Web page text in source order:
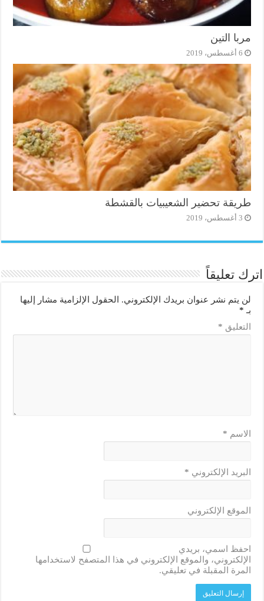
مربا التين
6 أغسطس، 2019
طريقة تحضير الشعيبيات بالقشطة
3 أغسطس، 2019
اترك تعليقاً
لن يتم نشر عنوان بريدك الإلكتروني.
الحقول الإلزامية مشار إليها
بـ *
التعليق *
الاسم *
البريد الإلكتروني *
الموقع الإلكتروني
احفظ اسمي، بريدي
الإلكتروني، والموقع الإلكتروني في هذا المتصفح لاستخدامها
المرة المقبلة في تعليقي.